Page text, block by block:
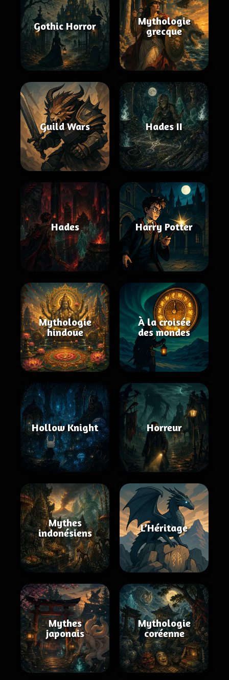
Gothic Horror
Mythologie
grecque
Guild Wars Hades II
Hades Harry Potter
Mythologie
hindoue
À la croisée
des mondes
Hollow Knight Horreur
Mythes
indonésiens
L’Héritage
Mythes
japonais
Mythologie
coréenne